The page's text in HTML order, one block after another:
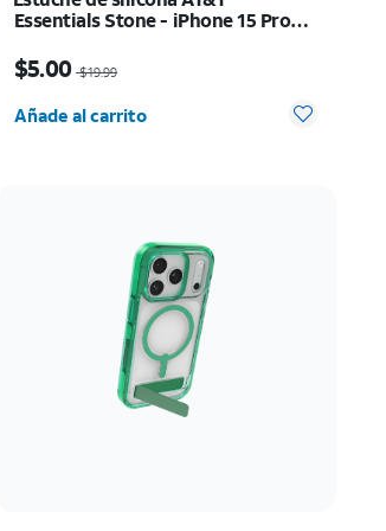
Essentials Stone - iPhone 15 Pro
$5.00 $19.99
Añade al carrito